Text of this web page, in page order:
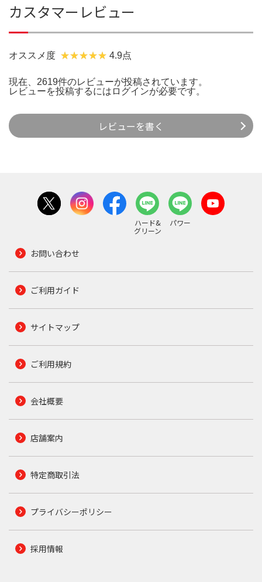
カスタマーレビュー
オススメ度 4.9点
現在、2619件のレビューが投稿されています。
レビューを投稿するには ログインが必要です。
レビューを書く
ハード&
グリーン
パワー
お問い合わせ
ご利用ガイド
サイトマップ
ご利用規約
会社概要
店舗案内
特定商取引法
プライバシーポリシー
採用情報